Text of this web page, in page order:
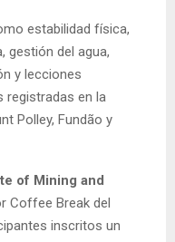
estabilidad física,
gestión del agua,
y lecciones
registradas en la
Polley, Fundão y
of Mining and
Coffee Break del
inscritos un